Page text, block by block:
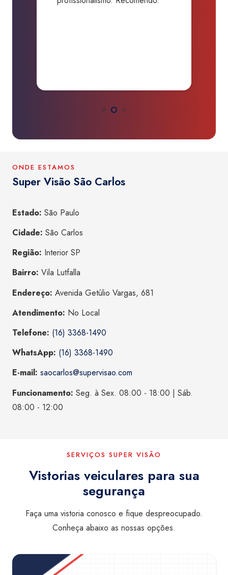
ONDE ESTAMOS
Super Visão São Carlos
Estado: São Paulo
Cidade: São Carlos
Região: Interior SP
Bairro: Vila Lutfalla
Endereço: Avenida Getúlio Vargas, 681
Atendimento: No Local
Telefone: (16) 3368-1490
WhatsApp: (16) 3368-1490
E-mail: saocarlos@supervisao.com
Funcionamento: Seg. à Sex. 08:00 - 18:00 | Sáb.
08:00 - 12:00
SERVIÇOS SUPER VISÃO
Vistorias veiculares para sua
segurança
Faça uma vistoria conosco e fique despreocupado.
Conheça abaixo as nossas opções.